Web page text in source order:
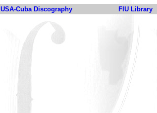
USA-Cuba Discography FIU Library